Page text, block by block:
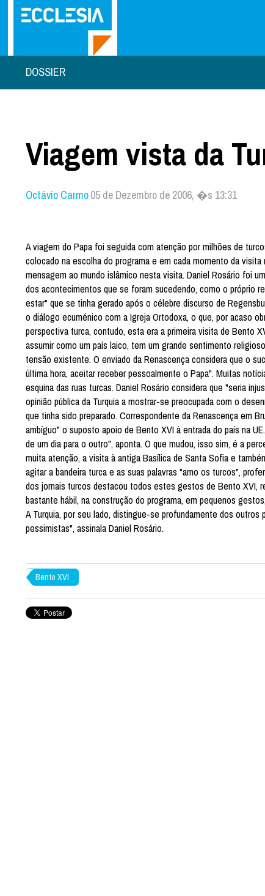
DOSSIER
Viagem vista da
Octávio Carmo05 de Dezembro de 2006, �s 13:31
A viagem do Papa foi seguida com atenção por milhões de
colocado na escolha do programa e em cada momento da
mensagem ao mundo islâmico nesta visita. Daniel Rosário foi
dos acontecimentos que se foram sucedendo, como o próprio
estar" que se tinha gerado após o célebre discurso de
o diálogo ecuménico com a Igreja Ortodoxa, o que, por acaso
perspectiva turca, contudo, esta era a primeira visita de Bento
assumir como um país laico, tem um grande sentimento
tensão existente. O enviado da Renascença considera que o
última hora, aceitar receber pessoalmente o Papa". Muitas
esquina das ruas turcas. Daniel Rosário considera que "seria
opinião pública da Turquia a mostrar-se preocupada com o
que tinha sido preparado. Correspondente da Renascença em
ambíguo" o suposto apoio de Bento XVI à entrada do país na
de um dia para o outro", aponta. O que mudou, isso sim, é a
muita atenção, a visita à antiga Basílica de Santa Sofia e
agitar a bandeira turca e as suas palavras "amo os turcos",
dos jornais turcos destacou todos estes gestos de Bento XVI,
bastante hábil, na construção do programa, em pequenos
A Turquia, por seu lado, distingue-se profundamente dos
pessimistas", assinala Daniel Rosário.
Bento XVI